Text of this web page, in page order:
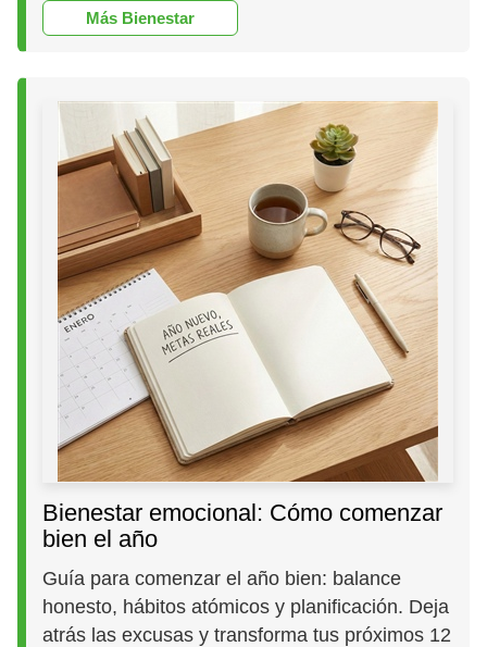
Más Bienestar
Bienestar emocional: Cómo comenzar
bien el año
Guía para comenzar el año bien: balance
honesto, hábitos atómicos y planificación. Deja
atrás las excusas y transforma tus próximos 12